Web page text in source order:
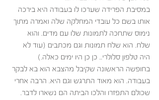
במסיבת הפרידה שערכו לו בעבודה היא בירכה
אותו בשם כל עובדי המחלקה שלה ואמרה מתוך
נימוס שתחכה לתמונות שלו עם מדים. והוא
שלח. הוא שלח תמונות וגם מכתבים (עוד לא
היה טלפון סלולרי.. כן כן היו ימים כאלה.)
בחופשה הראשונה שקיבל מהצבא הוא בא לבקר
בעבודה. הוא מאוד התרגש וגם היא. הרבה אחרי
שכולם התפזרו והלכו הביתה הם נשארו לדבר.